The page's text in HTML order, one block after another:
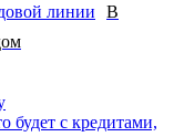
В
будет с кредитами,